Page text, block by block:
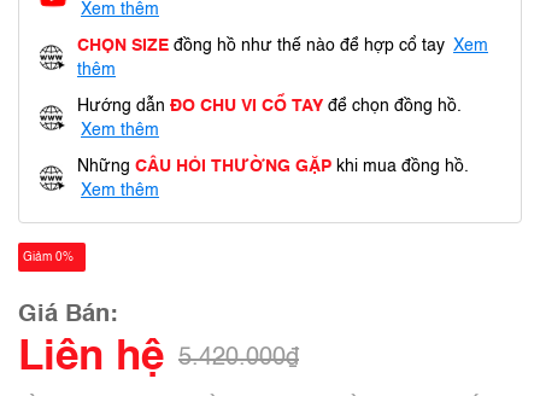
Xem thêm
CHỌN SIZE đồng hồ như thế nào để hợp cổ tay Xem
thêm
Hướng dẫn ĐO CHU VI CỔ TAY để chọn đồng hồ.
Xem thêm
Những CÂU HỎI THƯỜNG GẶP khi mua đồng hồ.
Xem thêm
Giảm 0%
Giá Bán:
Liên hệ 5.420.000₫